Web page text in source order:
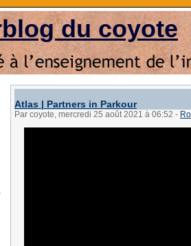
du coyote
Atlas | Partners in Parkour
Par coyote, mercredi 25 août 2021 à 06:52 -